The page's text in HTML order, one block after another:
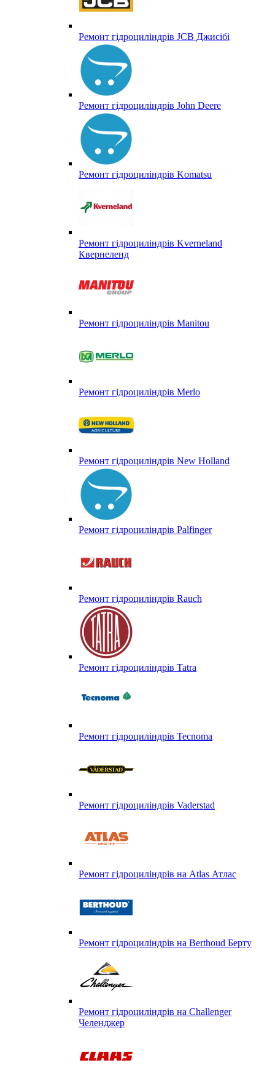
Ремонт гідроциліндрів JCB Джисібі
Ремонт гідроциліндрів John Deere
Ремонт гідроциліндрів Komatsu
Ремонт гідроциліндрів Kverneland
Квернеленд
Ремонт гідроциліндрів Manitou
Ремонт гідроциліндрів Merlo
Ремонт гідроциліндрів New Holland
Ремонт гідроциліндрів Palfinger
Ремонт гідроциліндрів Rauch
Ремонт гідроциліндрів Tatra
Ремонт гідроциліндрів Tecnoma
Ремонт гідроциліндрів Vaderstad
Ремонт гідроциліндрів на Atlas Атлас
Ремонт гідроциліндрів на Berthoud Берту
Ремонт гідроциліндрів на Challenger
Челенджер